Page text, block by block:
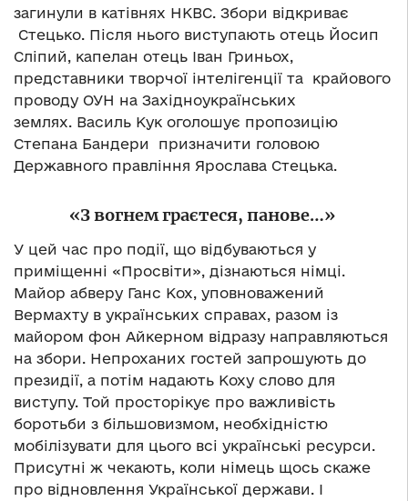
загинули в катівнях НКВС. Збори відкриває
Стецько. Після нього виступають отець Йосип
Сліпий, капелан отець Іван Гриньох,
представники творчої інтелігенції та крайового
проводу ОУН на Західноукраїнських
землях. Василь Кук оголошує пропозицію
Степана Бандери призначити головою
Державного правління Ярослава Стецька.
«З вогнем граєтеся, панове…»
У цей час про події, що відбуваються у
приміщенні «Просвіти», дізнаються німці.
Майор абверу Ганс Кох, уповноважений
Вермахту в українських справах, разом із
майором фон Айкерном відразу направляються
на збори. Непроханих гостей запрошують до
президії, а потім надають Коху слово для
виступу. Той просторікує про важливість
боротьби з більшовизмом, необхідністю
мобілізувати для цього всі українські ресурси.
Присутні ж чекають, коли німець щось скаже
про відновлення Української держави. І